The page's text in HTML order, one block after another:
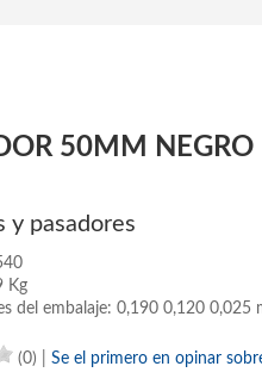
50MM NEGRO
y pasadores
Kg
del embalaje: 0,190 0,120 0,025
(0) Se el primero en opinar